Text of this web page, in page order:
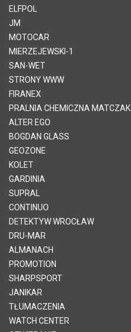
ELFPOL
JM
MOTOCAR
MIERZEJEWSKI-1
SAN-WET
STRONY WWW
FIRANEX
PRALNIA CHEMICZNA MATCZAK
ALTER EGO
BOGDAN GLASS
GEOZONE
KOLET
GARDINIA
SUPRAL
CONTINUO
DETEKTYW WROCŁAW
DRU-MAR
ALMANACH
PROMOTION
SHARPSPORT
JANIKAR
TŁUMACZENIA
WATCH CENTER